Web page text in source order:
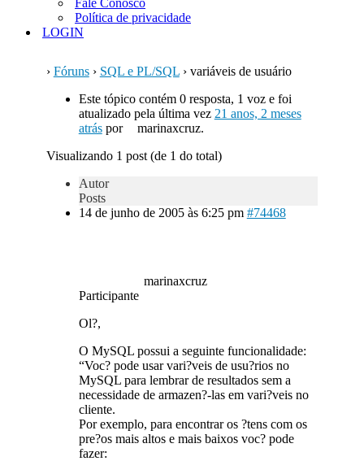
Fale Conosco
Política de privacidade
LOGIN
› Fóruns › SQL e PL/SQL › variáveis de usuário
Este tópico contém 0 resposta, 1 voz e foi
atualizado pela última vez 21 anos, 2 meses
atráspor
marinaxcruz.
Visualizando 1 post (de 1 do total)
Autor
Posts
14 de junho de 2005 às 6:25 pm #74468
marinaxcruz
Participante
Ol?,
O MySQL possui a seguinte funcionalidade:
“Voc? pode usar vari?veis de usu?rios no
MySQL para lembrar de resultados sem a
necessidade de armazen?-las em vari?veis no
cliente.
Por exemplo, para encontrar os ?tens com os
pre?os mais altos e mais baixos voc? pode
fazer: